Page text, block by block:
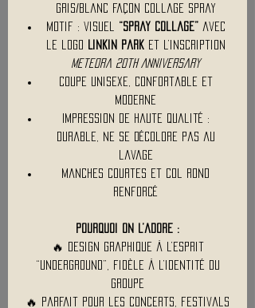
gris/blanc façon collage spray
Motif : visuel
“Spray Collage”avec
le logo
Linkin Park et l’inscription
Meteora 20th Anniversary
Coupe unisexe, confortable et
moderne
Impression de haute qualité :
durable, ne se décolore pas au
lavage
Manches courtes et col rond
renforcé
Pourquoi on l’adore :
🔥 Design graphique à l’esprit
“underground”, fidèle à l’identité du
groupe
🔥 Parfait pour les concerts, festivals